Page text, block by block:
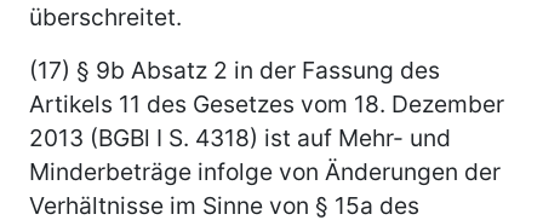
überschreitet.
(17) § 9b Absatz 2 in der Fassung des
Artikels 11 des Gesetzes vom 18. Dezember
2013 (BGBl I S. 4318) ist auf Mehr- und
Minderbeträge infolge von Änderungen der
Verhältnisse im Sinne von § 15a des